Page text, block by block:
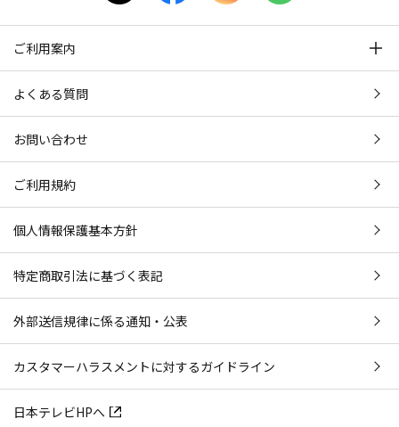
ご利用案内
よくある質問
お問い合わせ
ご利用規約
個人情報保護基本方針
特定商取引法に基づく表記
外部送信規律に係る通知・公表
カスタマーハラスメントに対するガイドライン
日本テレビHPへ